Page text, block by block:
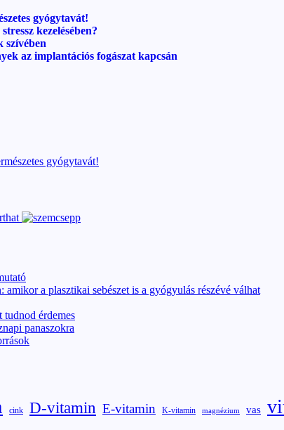
gyógytavát!
kezelésében?
szívében
az implantációs fogászat kapcsán
gyógytavát!
amikor a plasztikai sebészet is a gyógyulás részévé válhat
érdemes
panaszokra
cink D-vitamin E-vitamin K-vitamin magnézium vas